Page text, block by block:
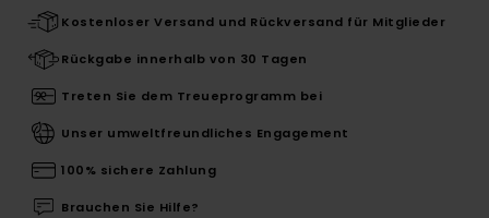
Kostenloser Versand und Rückversand für Mitglieder
Rückgabe innerhalb von 30 Tagen
Treten Sie dem Treueprogramm bei
Unser umweltfreundliches Engagement
100% sichere Zahlung
Brauchen Sie Hilfe?